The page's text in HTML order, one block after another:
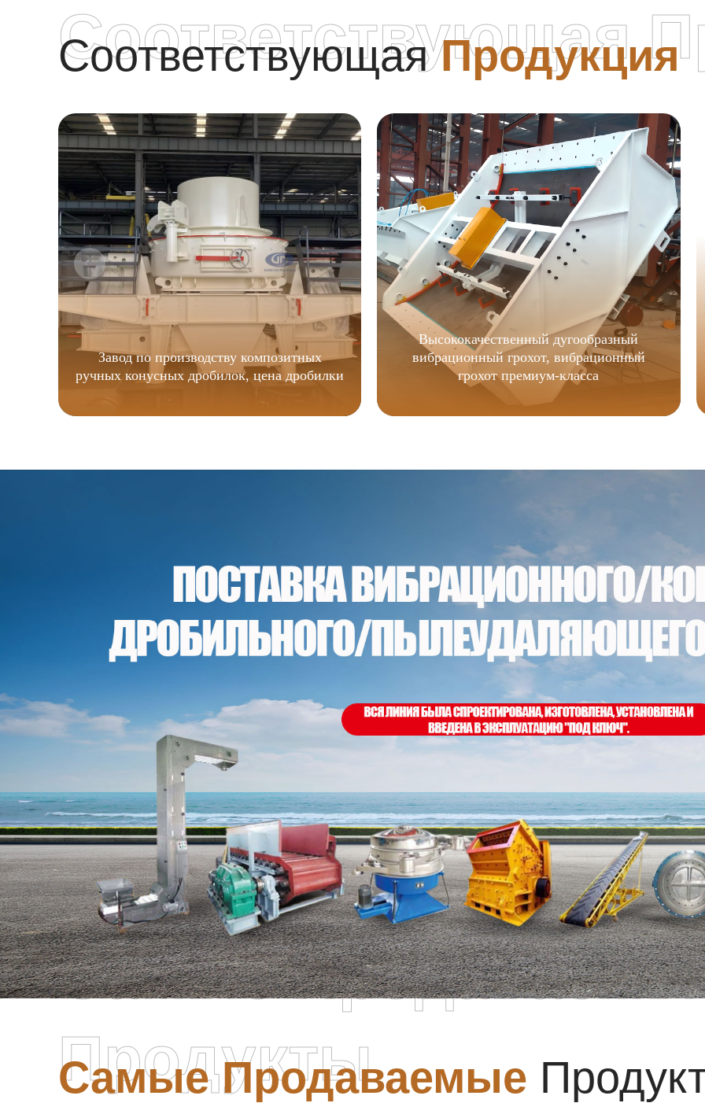
СоответствующаяПродукция
Соответствующая
Завод по производству композитных
ручных конусных дробилок, цена дробилки
Высококачественный дугообразный
вибрационный грохот, вибрационный
грохот премиум-класса
Самые Продаваемые
Самые
Продукты